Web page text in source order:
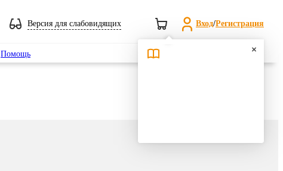
Версия для слабовидящих Вход/Регистрация
Помощь Поиск